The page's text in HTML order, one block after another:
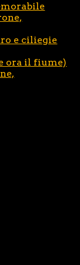
e ciliegie
ora il fiume)